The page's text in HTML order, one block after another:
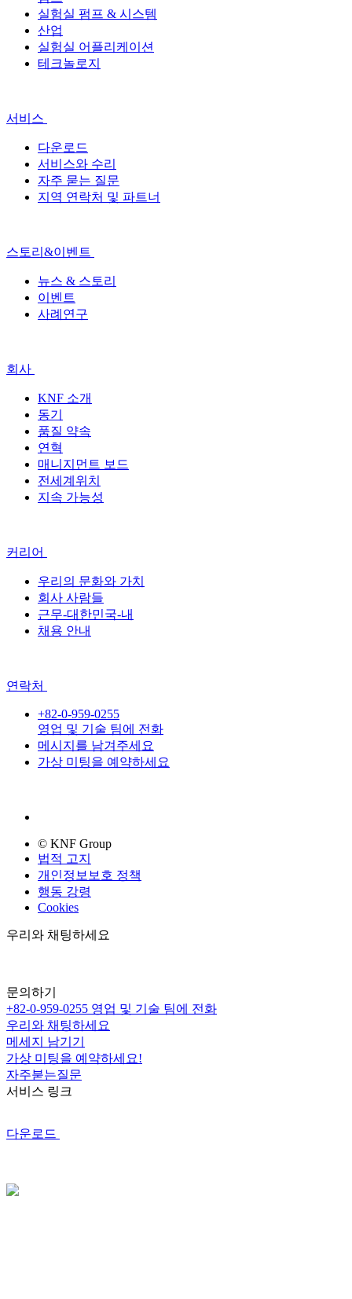
실험실 펌프 & 시스템
산업
실험실 어플리케이션
테크놀로지
서비스
다운로드
서비스와 수리
자주 묻는 질문
지역 연락처 및 파트너
스토리&이벤트
뉴스 & 스토리
이벤트
사례연구
회사
KNF 소개
동기
품질 약속
연혁
매니지먼트 보드
전세계위치
지속 가능성
커리어
우리의 문화와 가치
회사 사람들
근무-대한민국-내
채용 안내
연락처
+82-0-959-0255
영업 및 기술 팀에 전화
메시지를 남겨주세요
가상 미팅을 예약하세요
© KNF Group
법적 고지
개인정보보호 정책
행동 강령
Cookies
우리와 채팅하세요
문의하기
+82-0-959-0255 영업 및 기술 팀에 전화
우리와 채팅하세요
메세지 남기기
가상 미팅을 예약하세요!
자주붇는질문
서비스 링크
다운로드